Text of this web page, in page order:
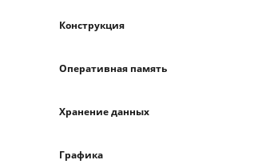
Конструкция
Оперативная память
Хранение данных
Графика